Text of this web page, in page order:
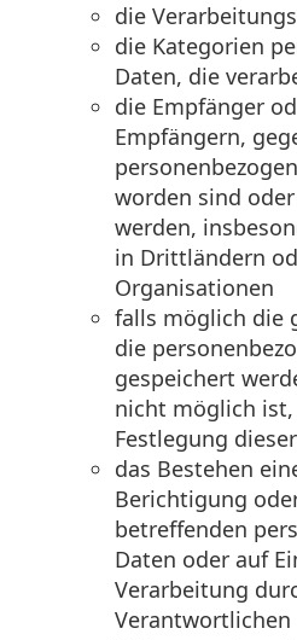
die
die Kategorien
Daten, die
die Empfänger
Empfängern,
worden sind
werden,
in Drittländern
Organisationen
falls möglich die
die
gespeichert
nicht möglich
Festlegung
das Bestehen
Berichtigung
betreffenden
Daten oder auf
Verarbeitung
Verantwortlichen